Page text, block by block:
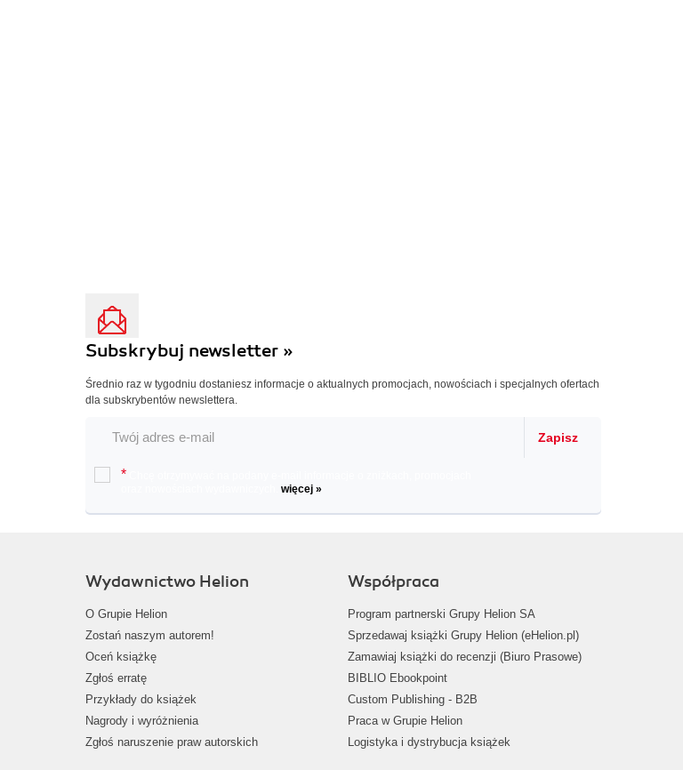
Subskrybuj newsletter »
Średnio raz w tygodniu dostaniesz informacje o aktualnych promocjach, nowościach i specjalnych ofertach
dla subskrybentów newslettera.
Zapisz
*
więcej »
Wydawnictwo Helion
O Grupie Helion
Zostań naszym autorem!
Oceń książkę
Zgłoś erratę
Przykłady do książek
Nagrody i wyróżnienia
Zgłoś naruszenie praw autorskich
Współpraca
Program partnerski Grupy Helion SA
Sprzedawaj książki Grupy Helion (eHelion.pl)
Zamawiaj książki do recenzji (Biuro Prasowe)
BIBLIO Ebookpoint
Custom Publishing - B2B
Praca w Grupie Helion
Logistyka i dystrybucja książek